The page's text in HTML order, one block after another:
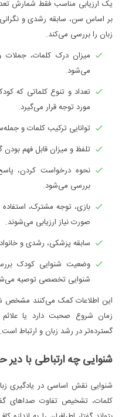
یک ارزیابی مناسب فقط شمارش
بر اساس سن، سابقه رشدی و
زبان را بررسی می‌کند.
میزان درک کلمات،
می‌شود.
تعداد و تنوع کلماتی که
مورد توجه قرار می‌گیرد.
توانایی ترکیب کلمات و
تلفظ و میزان قابل فهم
نحوه درخواست کردن،
بررسی می‌شود.
بازی، توجه مشترک، استفاده
صورت نیاز ارزیابی می‌شوند.
سابقه پزشکی، رشدی و
وضعیت شنوایی کودک
شنوایی تخصصی توصیه
این اطلاعات کمک می‌کنند مشخص
زمان شروع صحبت دارد یا
گسترده‌تر در رشد زبان و ارتباط است.
شنوایی چه ارتباطی با
شنوایی نقش اساسی در یادگیری
کلمات، تشخیص تفاوت صداهای